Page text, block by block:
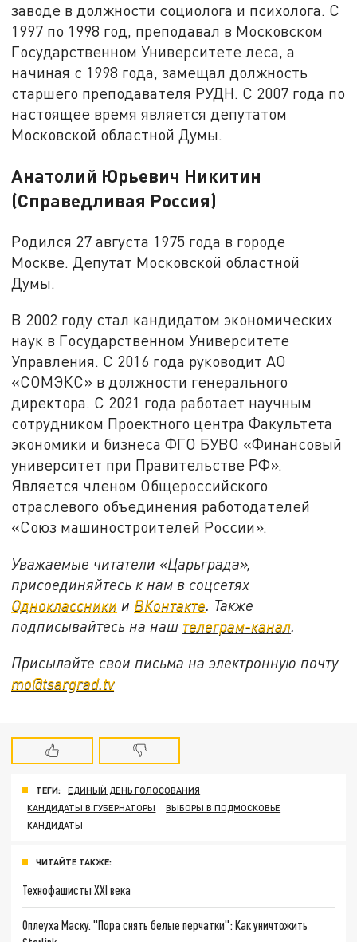
заводе в должности социолога и психолога. С
1997 по 1998 год, преподавал в Московском
Государственном Университете леса, а
начиная с 1998 года, замещал должность
старшего преподавателя РУДН. С 2007 года по
настоящее время является депутатом
Московской областной Думы.
Анатолий Юрьевич Никитин
(Справедливая Россия)
Родился 27 августа 1975 года в городе
Москве. Депутат Московской областной
Думы.
В 2002 году стал кандидатом экономических
наук в Государственном Университете
Управления. С 2016 года руководит АО
«СОМЭКС» в должности генерального
директора. С 2021 года работает научным
сотрудником Проектного центра Факультета
экономики и бизнеса ФГО БУВО «Финансовый
университет при Правительстве РФ».
Является членом Общероссийского
отраслевого объединения работодателей
«Союз машиностроителей России».
Уважаемые читатели «Царьграда»,
присоединяйтесь к нам в соцсетях
Одноклассники и ВКонтакте. Также
подписывайтесь на наш телеграм-канал.
Присылайте свои письма на электронную почту
mo@tsargrad.tv
ТЕГИ:
ЕДИНЫЙ ДЕНЬ ГОЛОСОВАНИЯ
КАНДИДАТЫ В ГУБЕРНАТОРЫ
ВЫБОРЫ В ПОДМОСКОВЬЕ
КАНДИДАТЫ
ЧИТАЙТЕ ТАКЖЕ:
Технофашисты XXI века
Оплеуха Маску. "Пора снять белые перчатки": Как уничтожить